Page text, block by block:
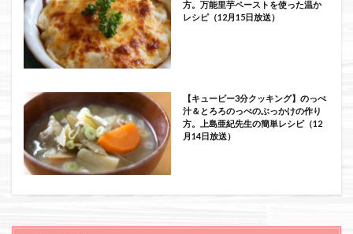
方。万能里芋ペーストを使った温か
レシピ（12月15日放送）
【キューピー3分クッキング】のっぺ
汁＆とろろのっぺのぶっかけの作り
方。上島亜紀先生の簡単レシピ（12
月14日放送）